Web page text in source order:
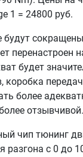
1 = 24800 руб.
будут
перенастроен
будет
коробка
более
отзывчивой.
чип тюнинг
разгона с 0 до